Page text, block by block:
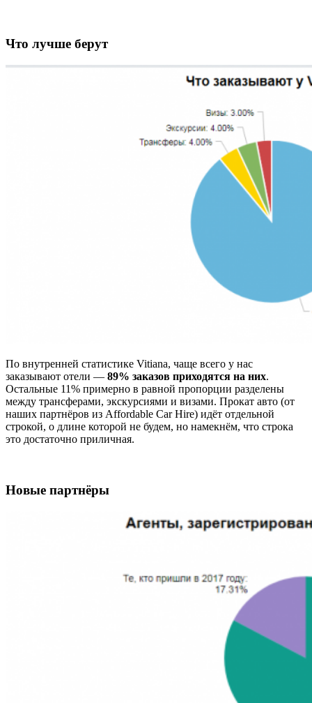
Что лучше берут
По внутренней статистике Vitiana, чаще всего у нас
заказывают отели — 89% заказов приходятся на них.
Остальные 11% примерно в равной пропорции разделены
между трансферами, экскурсиями и визами. Прокат авто (от
наших партнёров из Affordable Car Hire) идёт отдельной
строкой, о длине которой не будем, но намекнём, что строка
это достаточно приличная.
Новые партнёры